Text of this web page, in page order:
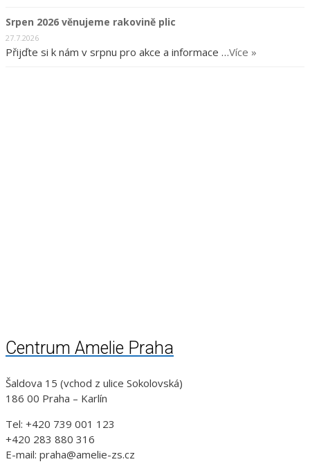
Srpen 2026 věnujeme rakovině plic
27.7.2026
Přijďte si k nám v srpnu pro akce a informace …Více »
Centrum Amelie Praha
Šaldova 15 (vchod z ulice Sokolovská)
186 00 Praha – Karlín
Tel: +420 739 001 123
+420 283 880 316
E-mail: praha@amelie-zs.cz